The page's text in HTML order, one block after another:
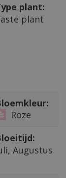
plant:
plant
Roze
Augustus